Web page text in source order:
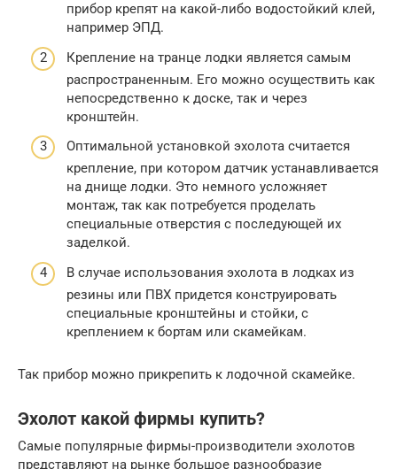
прибор крепят на какой-либо водостойкий клей,
например ЭПД.
Крепление на транце лодки является самым
распространенным. Его можно осуществить как
непосредственно к доске, так и через
кронштейн.
Оптимальной установкой эхолота считается
крепление, при котором датчик устанавливается
на днище лодки. Это немного усложняет
монтаж, так как потребуется проделать
специальные отверстия с последующей их
заделкой.
В случае использования эхолота в лодках из
резины или ПВХ придется конструировать
специальные кронштейны и стойки, с
креплением к бортам или скамейкам.
Так прибор можно прикрепить к лодочной скамейке.
Эхолот какой фирмы купить?
Самые популярные фирмы-производители эхолотов
представляют на рынке большое разнообразие